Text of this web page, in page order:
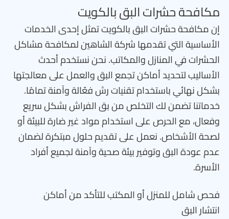
مكافحة حشرات البق بالكويت
إن مكافحة حشرات البق بالكويت تمثل إحدى الخدمات
الأساسية التي تقدمها شركة الشاهين لمكافحة مشاكل
الحشرات في المنازل والمكاتب. نحن نستخدم أحدث
الأساليب لتحديد أماكن تجمع البق والعمل على معالجتها
بشكل نهائي باستخدام تقنيات رش فعّالة وآمنة تمامًا.
خدماتنا تضمن لك التخلص من بق الفراش بشكل سريع
وفعال، مع الحرص على استخدام مواد غير ضارة للبيئة أو
لصحة الأشخاص. نعمل على تقديم حلول مبتكرة لضمان
عدم عودة البق وتوفير بيئة صحية وآمنة لجميع أفراد
الأسرة.
فحص شامل للمنزل أو المكتب للتأكد من أماكن
انتشار البق